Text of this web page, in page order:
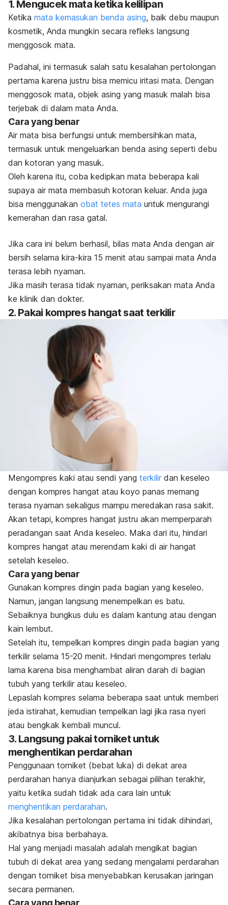
1. Mengucek mata ketika kelilipan
Ketika mata kemasukan benda asing, baik debu maupun
kosmetik, Anda mungkin secara refleks langsung
menggosok mata.
Padahal, ini termasuk salah satu kesalahan pertolongan
pertama karena justru bisa memicu iritasi mata. Dengan
menggosok mata, objek asing yang masuk malah bisa
terjebak di dalam mata Anda.
Cara yang benar
Air mata bisa berfungsi untuk membersihkan mata,
termasuk untuk mengeluarkan benda asing seperti debu
dan kotoran yang masuk.
Oleh karena itu, coba kedipkan mata beberapa kali
supaya air mata membasuh kotoran keluar. Anda juga
bisa menggunakan obat tetes mata untuk mengurangi
kemerahan dan rasa gatal.
Jika cara ini belum berhasil, bilas mata Anda dengan air
bersih selama kira-kira 15 menit atau sampai mata Anda
terasa lebih nyaman.
Jika masih terasa tidak nyaman, periksakan mata Anda
ke klinik dan dokter.
2. Pakai kompres hangat saat terkilir
Mengompres kaki atau sendi yang terkilir dan keseleo
dengan kompres hangat atau koyo panas memang
terasa nyaman sekaligus mampu meredakan rasa sakit.
Akan tetapi, kompres hangat justru akan memperparah
peradangan saat Anda keseleo. Maka dari itu, hindari
kompres hangat atau merendam kaki di air hangat
setelah keseleo.
Cara yang benar
Gunakan kompres dingin pada bagian yang keseleo.
Namun, jangan langsung menempelkan es batu.
Sebaiknya bungkus dulu es dalam kantung atau dengan
kain lembut.
Setelah itu, tempelkan kompres dingin pada bagian yang
terkilir selama 15-20 menit. Hindari mengompres terlalu
lama karena bisa menghambat aliran darah di bagian
tubuh yang terkilir atau keseleo.
Lepaslah kompres selama beberapa saat untuk memberi
jeda istirahat, kemudian tempelkan lagi jika rasa nyeri
atau bengkak kembali muncul.
3. Langsung pakai torniket untuk
menghentikan perdarahan
Penggunaan torniket (bebat luka) di dekat area
perdarahan hanya dianjurkan sebagai pilihan terakhir,
yaitu ketika sudah tidak ada cara lain untuk
menghentikan perdarahan.
Jika kesalahan pertolongan pertama ini tidak dihindari,
akibatnya bisa berbahaya.
Hal yang menjadi masalah adalah mengikat bagian
tubuh di dekat area yang sedang mengalami perdarahan
dengan torniket bisa menyebabkan kerusakan jaringan
secara permanen.